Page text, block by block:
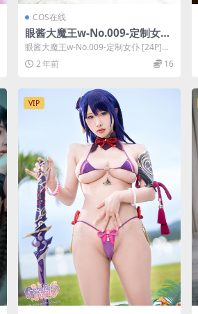
COS在线
眼酱大魔王w-No.009-定制女仆
[24P]
眼酱大魔王w-No.009-定制女仆 [24P]，
眼酱大魔王w在线作品导航：眼酱...
2 年前 16
VIP